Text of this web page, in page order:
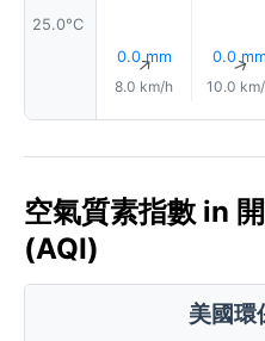
25.0°C
0.0 mm
↑
8.0 km/h
0.0↑
10.0
空氣質素指數 in
(AQI)
美國環